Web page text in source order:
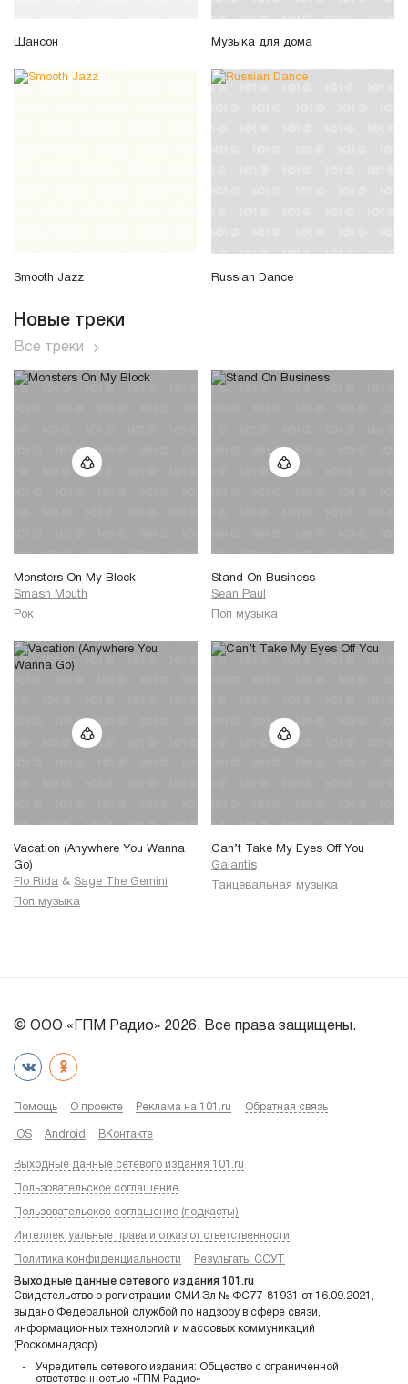
Шансон Музыка для дома
Smooth Jazz Russian Dance
Новые треки
Все треки
Monsters On My Block
Smash Mouth
Рок
Stand On Business
Sean Paul
Поп музыка
Vacation (Anywhere You Wanna
Go)
Flo Rida & Sage The Gemini
Поп музыка
Can’t Take My Eyes Off You
Galantis
Танцевальная музыка
© ООО «ГПМ Радио» 2026. Все права защищены.
Помощь О проекте Реклама на 101.ru Обратная связь
iOS Android ВКонтакте
Выходные данные сетевого издания 101.ru
Пользовательское соглашение
Пользовательское соглашение (подкасты)
Интеллектуальные права и отказ от ответственности
Политика конфиденциальности Результаты СОУТ
Выходные данные сетевого издания 101.ru
Свидетельство о регистрации СМИ Эл № ФС77-81931 от 16.09.2021,
выдано Федеральной службой по надзору в сфере связи,
информационных технологий и массовых коммуникаций
(Роскомнадзор).
Учредитель сетевого издания: Общество с ограниченной
ответственностью «ГПМ Радио»